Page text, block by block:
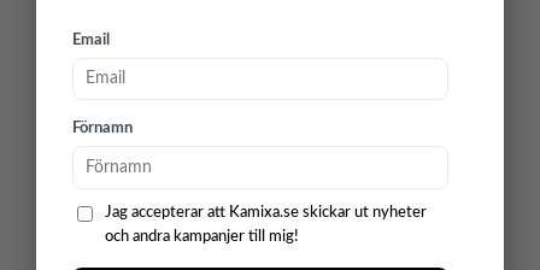
Email
Förnamn
Jag accepterar att Kamixa.se skickar ut nyheter
och andra kampanjer till mig!
Storefactory är ett svenskt varumärke som har
etablerat sig väl inom inredningsvärlden. Genom
att fokusera på en stilren och modern design har
de skapat en imponerande kollektion av
inredningsprodukter, som förvandlar varje
tillfälle till en minnesvärd stund.
Deras produktsortiment är omfattande och